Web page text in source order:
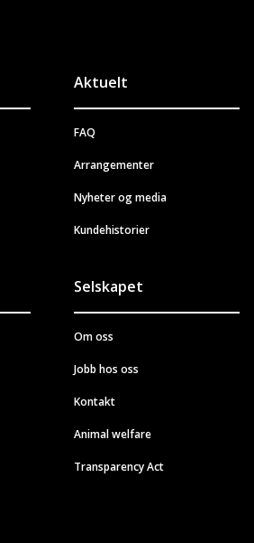
Aktuelt
FAQ
Arrangementer
Nyheter og media
Kundehistorier
Selskapet
Om oss
Jobb hos oss
Kontakt
Animal welfare
Transparency Act